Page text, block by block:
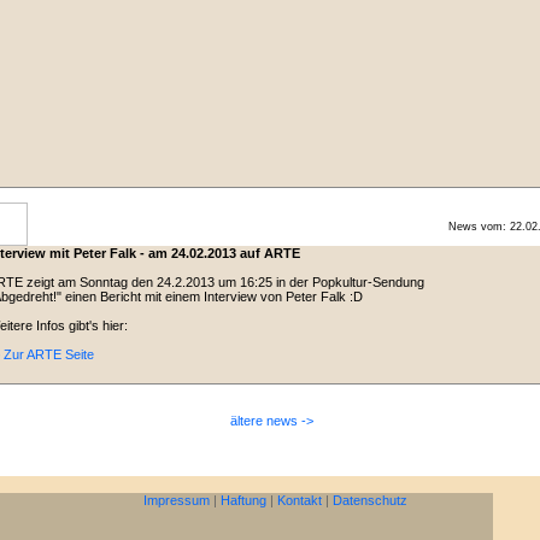
News vom:
mit Peter Falk - am 24.02.2013 auf ARTE
zeigt am Sonntag den 24.2.2013 um 16:25 in der Popkultur-Sendung
einen Bericht mit einem Interview von Peter Falk :D
Infos gibt's hier:
Zur ARTE Seite
ältere news ->
Impressum | Haftung | Kontakt | Datenschutz